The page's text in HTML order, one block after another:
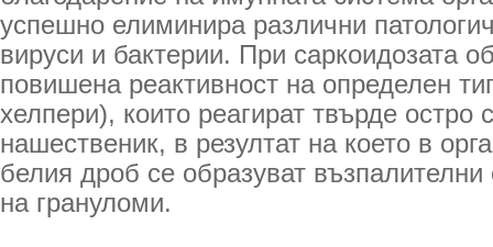
успешно елиминира различни
вируси и бактерии. При саркоидозата
повишена реактивност на определен
хелпери), които реагират твърде остро
нашественик, в резултат на което в
белия дроб се образуват
на грануломи.